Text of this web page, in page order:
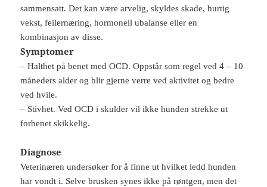
sammensatt. Det kan være arvelig, skyldes skade, hurtig
vekst, feilernæring, hormonell ubalanse eller en
kombinasjon av disse.
Symptomer
– Halthet på benet med OCD. Oppstår som regel ved 4 – 10
måneders alder og blir gjerne verre ved aktivitet og bedre
ved hvile.
– Stivhet. Ved OCD i skulder vil ikke hunden strekke ut
forbenet skikkelig.
Diagnose
Veterinæren undersøker for å finne ut hvilket ledd hunden
har vondt i. Selve brusken synes ikke på røntgen, men det